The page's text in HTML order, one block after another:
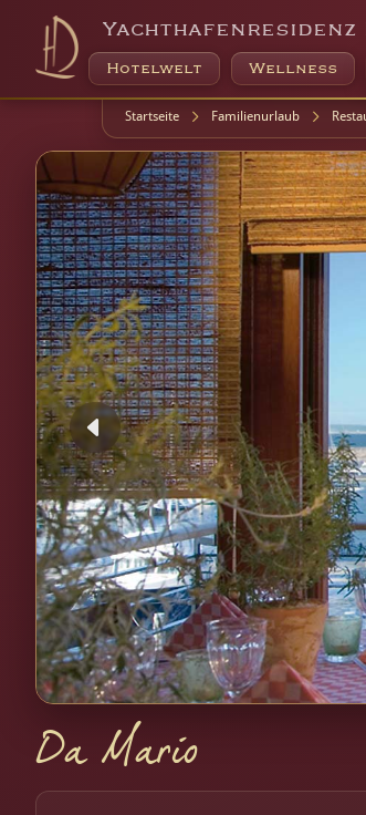
Yachthafenresidenz
Hotelwelt Wellness
Startseite Familienurlaub
Da Mario